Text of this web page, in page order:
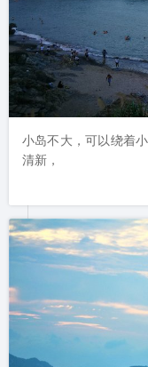
小岛不大，可以绕着
清新，